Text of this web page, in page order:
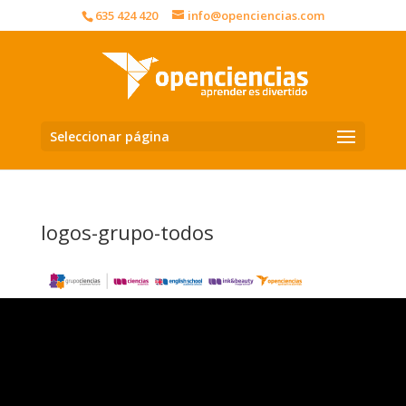
635 424 420 info@openciencias.com
Seleccionar página
logos-grupo-todos